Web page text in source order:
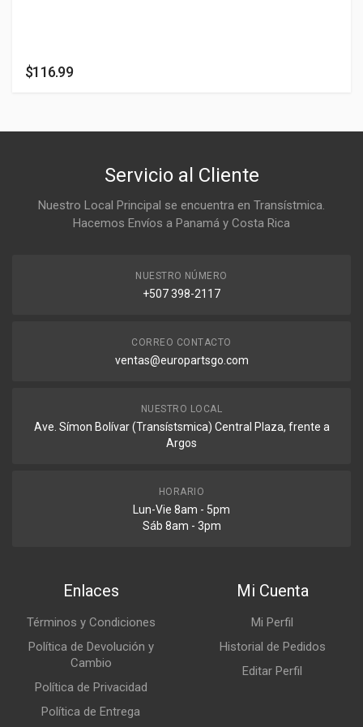
$116.99
Servicio al Cliente
Nuestro Local Principal se encuentra en Transístmica.
Hacemos Envíos a Panamá y Costa Rica
NUESTRO NÚMERO
+507 398-2117
CORREO CONTACTO
ventas@europartsgo.com
NUESTRO LOCAL
Ave. Símon Bolívar (Transístsmica) Central Plaza, frente a
Argos
HORARIO
Lun-Vie 8am - 5pm
Sáb 8am - 3pm
Enlaces
Términos y Condiciones
Política de Devolución y
Cambio
Política de Privacidad
Política de Entrega
Mi Cuenta
Mi Perfil
Historial de Pedidos
Editar Perfil